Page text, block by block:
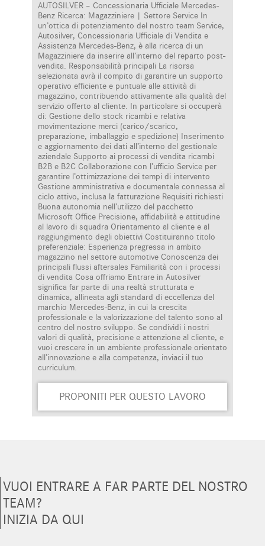
AUTOSILVER – Concessionaria Ufficiale Mercedes-
Benz Ricerca: Magazziniere | Settore Service In
un’ottica di potenziamento del nostro team Service,
Autosilver, Concessionaria Ufficiale di Vendita e
Assistenza Mercedes-Benz, è alla ricerca di un
Magazziniere da inserire all’interno del reparto post-
vendita. Responsabilità principali La risorsa
selezionata avrà il compito di garantire un supporto
operativo efficiente e puntuale alle attività di
magazzino, contribuendo attivamente alla qualità del
servizio offerto al cliente. In particolare si occuperà
di: Gestione dello stock ricambi e relativa
movimentazione merci (carico/scarico,
preparazione, imballaggio e spedizione) Inserimento
e aggiornamento dei dati all’interno del gestionale
aziendale Supporto ai processi di vendita ricambi
B2B e B2C Collaborazione con l’ufficio Service per
garantire l’ottimizzazione dei tempi di intervento
Gestione amministrativa e documentale connessa al
ciclo attivo, inclusa la fatturazione Requisiti richiesti
Buona autonomia nell’utilizzo del pacchetto
Microsoft Office Precisione, affidabilità e attitudine
al lavoro di squadra Orientamento al cliente e al
raggiungimento degli obiettivi Costituiranno titolo
preferenziale: Esperienza pregressa in ambito
magazzino nel settore automotive Conoscenza dei
principali flussi aftersales Familiarità con i processi
di vendita Cosa offriamo Entrare in Autosilver
significa far parte di una realtà strutturata e
dinamica, allineata agli standard di eccellenza del
marchio Mercedes-Benz, in cui la crescita
professionale e la valorizzazione del talento sono al
centro del nostro sviluppo. Se condividi i nostri
valori di qualità, precisione e attenzione al cliente, e
vuoi crescere in un ambiente professionale orientato
all’innovazione e alla competenza, inviaci il tuo
curriculum.
PROPONITI PER QUESTO LAVORO
VUOI ENTRARE A FAR PARTE DEL NOSTRO
TEAM?
INIZIA DA QUI